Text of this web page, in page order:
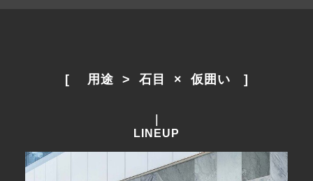
[　 用途  >  石目  ×  仮囲い　]
LINEUP